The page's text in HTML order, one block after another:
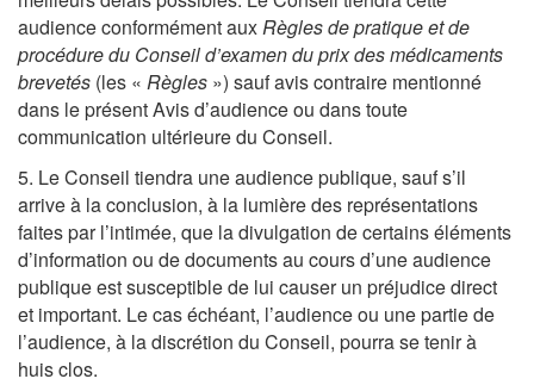
audience conformément auxRègles de pratique et de
procédure du Conseil d’examen du prix des médicaments
brevetés (les « Règles ») sauf avis contraire mentionné
dans le présent Avis d’audience ou dans toute
communication ultérieure du Conseil.
5. Le Conseil tiendra une audience publique, sauf s’il
arrive à la conclusion, à la lumière des représentations
faites par l’intimée, que la divulgation de certains éléments
d’information ou de documents au cours d’une audience
publique est susceptible de lui causer un préjudice direct
et important. Le cas échéant, l’audience ou une partie de
l’audience, à la discrétion du Conseil, pourra se tenir à
huis clos.